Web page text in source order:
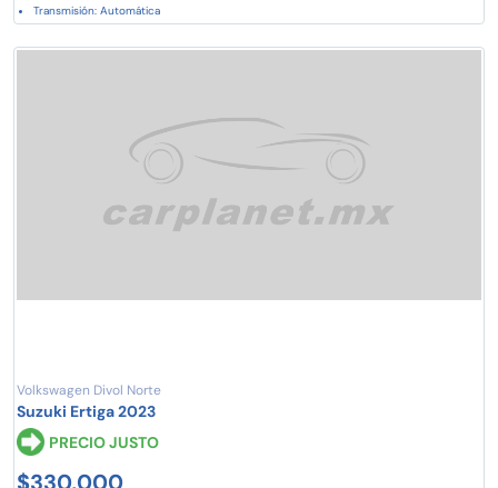
Transmisión: Automática
Volkswagen Divol Norte
Suzuki Ertiga 2023
PRECIO JUSTO